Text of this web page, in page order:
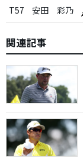
T57 安田 彩乃
関連記事